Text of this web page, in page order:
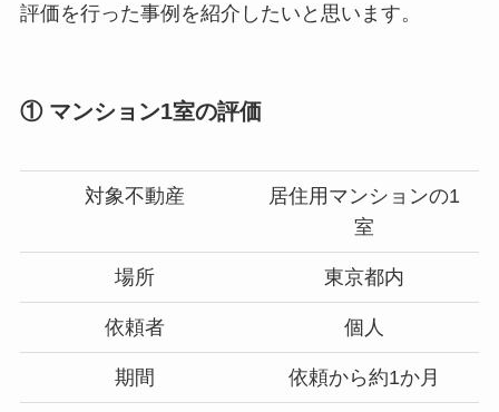
評価を行った事例を紹介したいと思います。
① マンション1室の評価
対象不動産
居住用マンションの1
室
場所 東京都内
依頼者 個人
期間 依頼から約1か月